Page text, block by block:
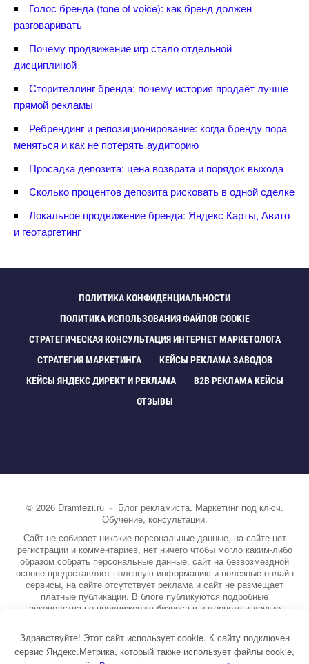
Голос бренда (tone of voice): как бренд должен
разговаривать
Почему продвижение игр стало отдельной
дисциплиной
Сторителлинг бренда: почему история продаёт лучше
прямой рекламы
Ребрендинг и репозиционирование: когда бренду пора
меняться и как не потерять аудиторию
Просадка депозита: цена возврата и порядок выхода
Сколько процентов депозита рисковать в одной сделке
Локальное продвижение бренда: Яндекс Карты, Авито
и геотаргетин
ПОЛИТИКА КОНФИДЕНЦИАЛЬНОСТИ
ПОЛИТИКА ИСПОЛЬЗОВАНИЯ ФАЙЛОВ COOKIE
СТРАТЕГИЧЕСКАЯ КОНСУЛЬТАЦИЯ ИНТЕРНЕТ МАРКЕТОЛОГА
СТРАТЕГИЯ МАРКЕТИНГА
КЕЙСЫ РЕКЛАМА ЗАВОДО
КЕЙСЫ ЯНДЕКС ДИРЕКТ И РЕКЛАМА
B2B РЕКЛАМА КЕЙСЫ
ОТЗЫВЫ
© 2026 Dramtezi.ru· Блог рекламиста. Маркетинг под ключ.
Обучение, консультации.
Сайт не собирает никакие персональные данные, на сайте нет
регистрации и комментариев, нет ничего чтобы могло каким-либо
образом собрать персональные данные, сайт на безвозмездной
основе предоставляет полезную информацию и полезные онлайн
сервисы, на сайте отсутствует реклама и сайт не размещает
платные публикации. В блоге публикуются подробные
руководства по продвижению бизнеса в интернете и другие
информацию о маркетинге, рекламе, копирайтинге и другие темы.
На сайте опубликовано более 3000 статей.
Здравствуйте! Этот сайт использует cookie. К сайту подключен
сервис Яндекс.Метрика, который также использует файлы cookie,